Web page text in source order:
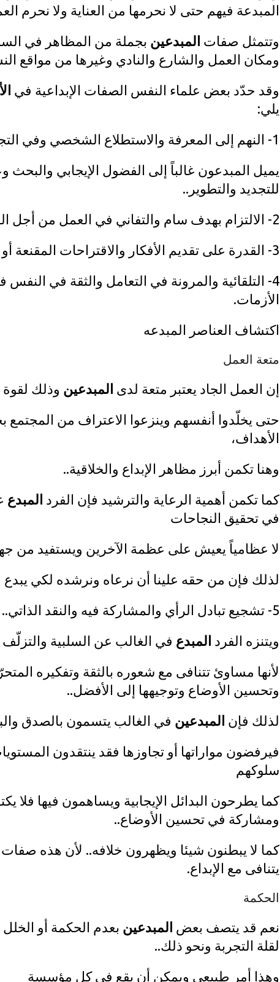
المبدعة فيهم حتى لا نحرمها من العناية ولا
وتتمثل صفات المبدعين بجملة من المظاهر في
ومكان العمل والشارع والنادي وغيرها من مواقع
وقد حدّد بعض علماء النفس الصفات الإبداعية في
يلي:
1- النهم إلى المعرفة والاستطلاع الشخصي وفي التجمّعات
يميل المبدعون غالباً إلى الفضول الإيجابي والبحث
للتجديد والتطوير..
2- الالتزام بهدف سام والتفاني في العمل من أجل الوصول إليه..
3- القدرة على تقديم الأفكار والاقتراحات المقنعة أو الخطط البديعة..
4- التلقائية والمرونة في التعامل والثقة في النفس في العلاقة مع
الأزمات.
اكتشاف العناصر المبدعه
متعة العمل
إن العمل الجاد يعتبر متعة لدى المبدعين وذلك لقوة
حتى يخلّدوا أنفسهم وينزعوا الاعتراف من
الأهداف،
وهنا تكمن أبرز مظاهر الإبداع والخلاقية..
كما تكمن أهمية الرعاية والترشيد فإن الفرد المبدع
في تحقيق النجاحات
لا عظامياً يعيش على عظمة الآخرين ويستفيد من
لذلك فإن من حقه علينا أن نرعاه ونرشده لكي يبدع
5- تشجيع تبادل الرأي والمشاركة فيه والنقد الذاتي..
ويتنزه الفرد المبدع في الغالب عن السلبية والتزلّف
لأنها مساوئ تتنافى مع شعوره بالثقة وتفكيره
وتحسين الأوضاع وتوجيهها إلى الأفضل..
لذلك فإن المبدعين في الغالب يتسمون بالصدق
فيرفضون مواراتها أو تجاوزها فقد ينتقدون
سلوكهم
كما يطرحون البدائل الإيجابية ويساهمون فيها فلا
ومشاركة في تحسين الأوضاع..
كما لا يبطنون شيئا ويظهرون خلافه.. لأن هذه
يتنافى مع الإبداع.
الحكمة
نعم قد يتصف بعض المبدعين بعدم الحكمة أو
لقلة التجربة ونحو ذلك..
وهذا أمر طبيعي ويمكن أن يقع في كل مؤسسة